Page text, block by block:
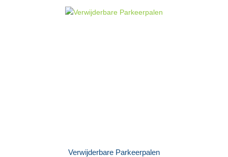
Verwijderbare Parkeerpalen